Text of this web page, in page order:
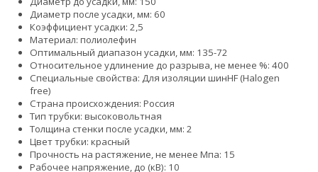
Диаметр после усадки, мм: 60
Коэффициент усадки: 2,5
Материал: полиолефин
Оптимальный диапазон усадки, мм: 135-72
Относительное удлинение до разрыва, не менее %: 400
Специальные свойства: Для изоляции шинHF (Halogen
free)
Страна происхождения: Россия
Тип трубки: высоковольтная
Толщина стенки после усадки, мм: 2
Цвет трубки: красный
Прочность на растяжение, не менее Мпа: 15
Рабочее напряжение, до (кВ): 10